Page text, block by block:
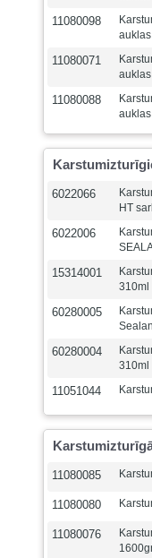
11080098
11080071
11080088
6022066
HT
6022006
15314001
310ml
60280005
60280004
310ml
11051044
11080085
11080080
11080076